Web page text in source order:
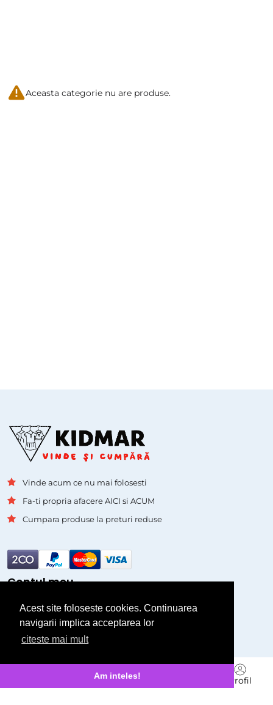
Acest site foloseste cookies. Continuarea
navigarii implica acceptarea lor
citeste mai mult
Am inteles!
Aceasta categorie nu are produse.
Vinde acum ce nu mai folosesti
Fa-ti propria afacere AICI si ACUM
Cumpara produse la preturi reduse
Contul meu
Autentificare
Inregistrare
Pagini
Asistenta
Cauta Vinde Profil